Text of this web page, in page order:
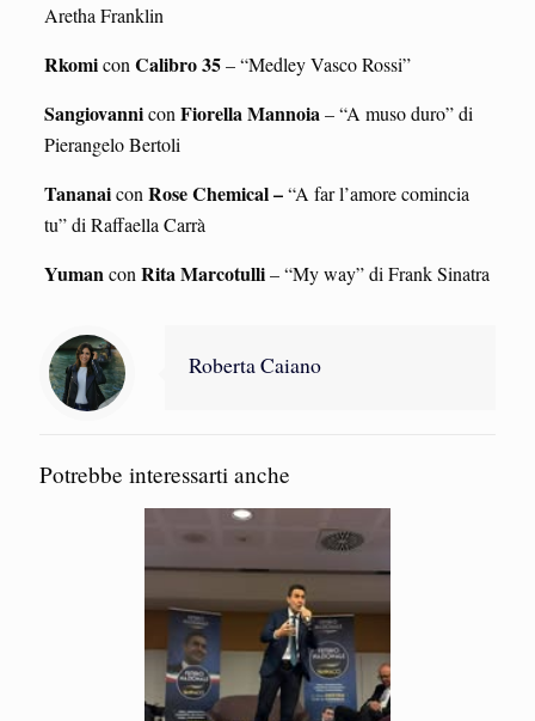
Aretha Franklin
Rkomicon Calibro 35– “Medley Vasco Rossi”
SangiovanniconFiorella Mannoia– “A muso duro” di
Pierangelo Bertoli
Tananaicon Rose Chemical –“A far l’amore comincia
tu” di Raffaella Carrà
Yumancon Rita Marcotulli– “My way” di Frank Sinatra
Roberta Caiano
Potrebbe interessarti anche